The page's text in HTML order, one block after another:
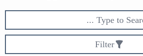
Filter